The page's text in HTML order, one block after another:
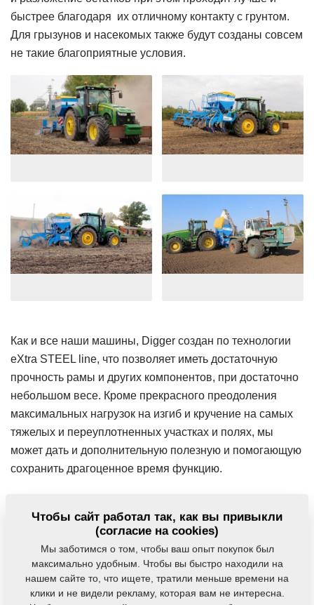
быстрее благодаря их отличному контакту с грунтом.
Для грызунов и насекомых также будут созданы совсем
не такие благоприятные условия.
Как и все наши машины, Digger создан по технологии
eXtra STEEL line, что позволяет иметь достаточную
прочность рамы и других компонентов, при достаточно
небольшом весе. Кроме прекрасного преодоления
максимальных нагрузок на изгиб и кручение на самых
тяжелых и переуплотненных участках и полях, мы
может дать и дополнительную полезную и помогающую
сохранить драгоценное время функцию.
почвы вносить сухие минеральные удобрения. Вносить
можем на две глубины до 20 см и до 38 см через
адаптеры установленные на каждой лапе машины.
Бункер на 2 000 литров, установленный на нашей, как
Чтобы сайт работал так, как вы привыкли
(согласие на cookies)
Мы заботимся о том, чтобы ваш опыт покупок был
максимально удобным. Чтобы вы быстро находили на
нашем сайте то, что ищете, тратили меньше времени на
клики и не видели рекламу, которая вам не интересна.